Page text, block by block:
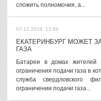
сложить полномочия, а...
07.12.2018, 13:06
ЕКАТЕРИНБУРГ МОЖЕТ
ГАЗА
Батареи в домах жителей
ограничения подачи газа в
служба свердловского
ограничении подачи газа...